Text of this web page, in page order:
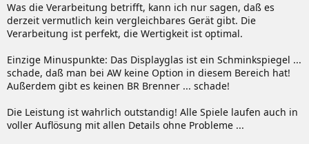
Was die Verarbeitung betrifft, kann ich nur sagen, daß es
derzeit vermutlich kein vergleichbares Gerät gibt. Die
Verarbeitung ist perfekt, die Wertigkeit ist optimal.
Einzige Minuspunkte: Das Displayglas ist ein Schminkspiegel ...
schade, daß man bei AW keine Option in diesem Bereich hat!
Außerdem gibt es keinen BR Brenner ... schade!
Die Leistung ist wahrlich outstandig! Alle Spiele laufen auch in
voller Auflösung mit allen Details ohne Probleme ...